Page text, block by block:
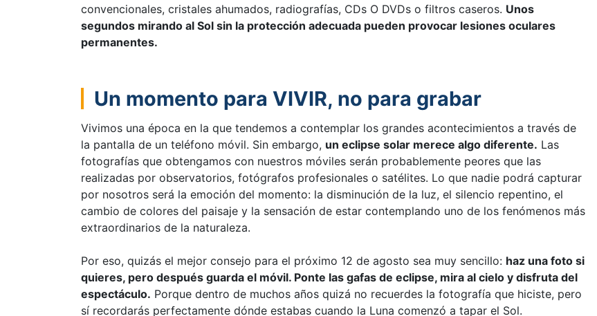
convencionales, cristales ahumados, radiografías, CDs O DVDs o filtros caseros. Unos
segundos mirando al Sol sin la protección adecuada pueden provocar lesiones oculares
permanentes.
Un momento para VIVIR, no para grabar
Vivimos una época en la que tendemos a contemplar los grandes acontecimientos a través de
la pantalla de un teléfono móvil. Sin embargo, un eclipse solar merece algo diferente. Las
fotografías que obtengamos con nuestros móviles serán probablemente peores que las
realizadas por observatorios, fotógrafos profesionales o satélites. Lo que nadie podrá capturar
por nosotros será la emoción del momento: la disminución de la luz, el silencio repentino, el
cambio de colores del paisaje y la sensación de estar contemplando uno de los fenómenos más
extraordinarios de la naturaleza.
Por eso, quizás el mejor consejo para el próximo 12 de agosto sea muy sencillo: haz una foto si
quieres, pero después guarda el móvil. Ponte las gafas de eclipse, mira al cielo y disfruta del
espectáculo. Porque dentro de muchos años quizá no recuerdes la fotografía que hiciste, pero
sí recordarás perfectamente dónde estabas cuando la Luna comenzó a tapar el Sol.